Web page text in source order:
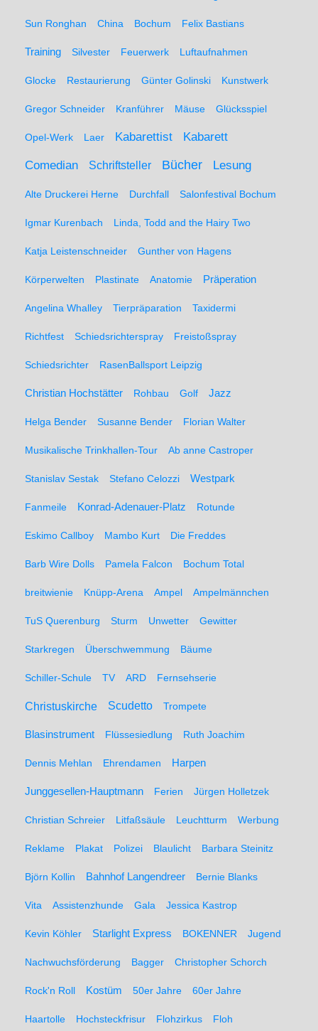
Sun Ronghan China Bochum Felix Bastians
Training Silvester Feuerwerk Luftaufnahmen
Glocke Restaurierung Günter Golinski Kunstwerk
Gregor Schneider Kranführer Mäuse Glücksspiel
Opel-Werk Laer Kabarettist
Kabarett
Comedian
Schriftsteller Bücher Lesung
Alte Druckerei Herne Durchfall Salonfestival Bochum
Igmar Kurenbach Linda, Todd and the Hairy Two
Katja Leistenschneider Gunther von Hagens
Körperwelten Plastinate Anatomie Präperation
Angelina Whalley Tierpräparation Taxidermi
Richtfest Schiedsrichterspray Freistoßspray
Schiedsrichter RasenBallsport Leipzig
Christian Hochstätter Rohbau Golf Jazz
Helga Bender Susanne Bender Florian Walter
Musikalische Trinkhallen-Tour Ab anne Castroper
Stanislav Sestak Stefano Celozzi Westpark
Fanmeile Konrad-Adenauer-Platz Rotunde
Eskimo Callboy Mambo Kurt Die Freddes
Barb Wire Dolls Pamela Falcon Bochum Total
breitwienie Knüpp-Arena Ampel Ampelmännchen
TuS Querenburg Sturm Unwetter Gewitter
Starkregen Überschwemmung Bäume
Schiller-Schule TV ARD Fernsehserie
Christuskirche Scudetto Trompete
Blasinstrument Flüssesiedlung Ruth Joachim
Dennis Mehlan Ehrendamen Harpen
Junggesellen-Hauptmann Ferien Jürgen Holletzek
Christian Schreier Litfaßsäule Leuchtturm Werbung
Reklame Plakat Polizei Blaulicht Barbara Steinitz
Björn Kollin Bahnhof Langendreer Bernie Blanks
Vita Assistenzhunde Gala Jessica Kastrop
Kevin Köhler Starlight Express BOKENNER Jugend
Nachwuchsförderung Bagger Christopher Schorch
Rock'n Roll Kostüm 50er Jahre 60er Jahre
Haartolle Hochsteckfrisur Flohzirkus Floh